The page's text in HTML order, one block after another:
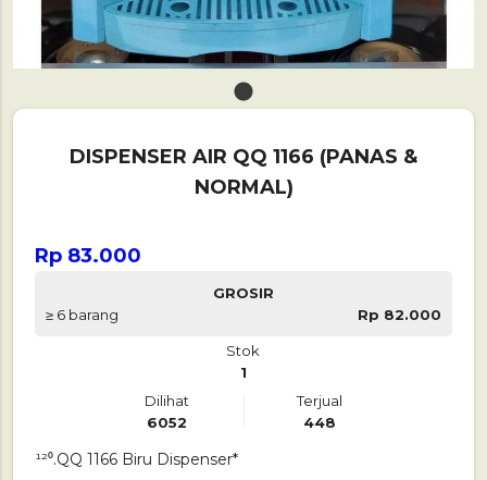
1
DISPENSER AIR QQ 1166 (PANAS &
NORMAL)
Rp 83.000
GROSIR
≥ 6 barang
Rp 82.000
Stok
1
Dilihat
6052
Terjual
448
¹²⁰.QQ 1166 Biru Dispenser*